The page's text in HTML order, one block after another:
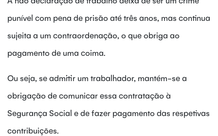
punível com pena de prisão até três anos, mas continua
sujeita a um contraordenação, o que obriga ao
pagamento de uma coima.
Ou seja, se admitir um trabalhador, mantém-se a
obrigação de comunicar essa contratação à
Segurança Social e de fazer pagamento das respetivas
contribuições.